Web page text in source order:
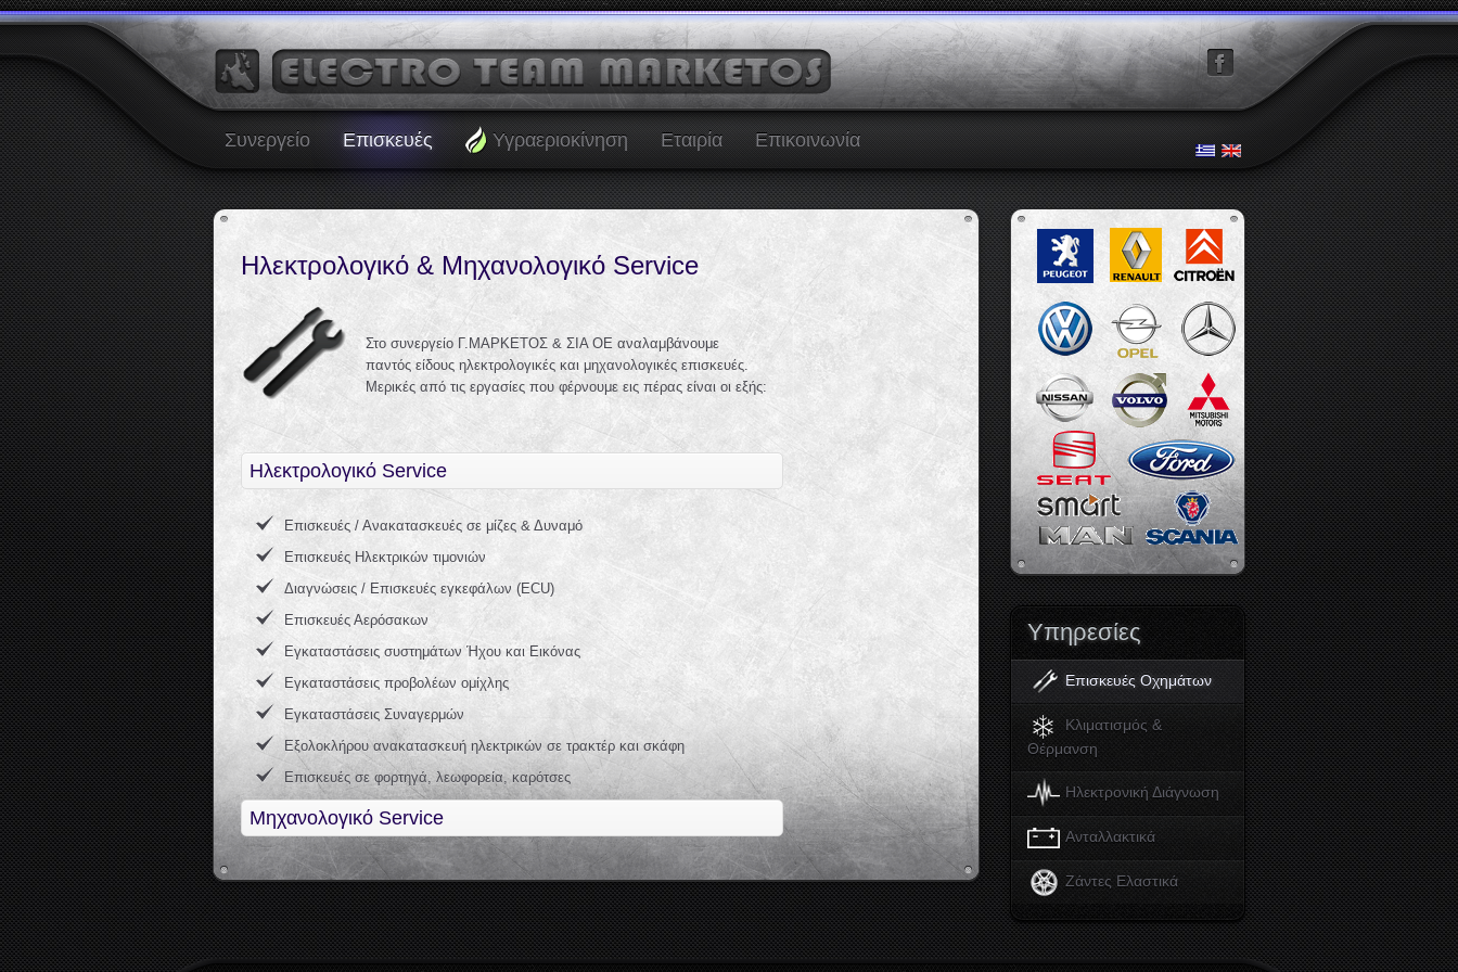
facebook
Συνεργείο Επισκευές Υγραεριοκίνηση Εταιρία Επικοινωνία
Ηλεκτρολογικό & Μηχανολογικό Service
Στο συνεργείο Γ.ΜΑΡΚΕΤΟΣ & ΣΙΑ ΟΕ αναλαμβάνουμε
παντός είδους ηλεκτρολογικές και μηχανολογικές επισκευές.
Μερικές από τις εργασίες που φέρνουμε εις πέρας είναι οι εξής:
Ηλεκτρολογικό Service
Επισκευές / Ανακατασκευές σε μίζες & Δυναμό
Επισκευές Ηλεκτρικών τιμονιών
Διαγνώσεις / Επισκευές εγκεφάλων (ECU)
Επισκευές Αερόσακων
Εγκαταστάσεις συστημάτων Ήχου και Εικόνας
Εγκαταστάσεις προβολέων ομίχλης
Εγκαταστάσεις Συναγερμών
Εξολοκλήρου ανακατασκευή ηλεκτρικών σε τρακτέρ και σκάφη
Επισκευές σε φορτηγά, λεωφορεία, καρότσες
Μηχανολογικό Service
Υπηρεσίες
Επισκευές Οχημάτων
Κλιματισμός &
Θέρμανση
Ηλεκτρονική Διάγνωση
Ανταλλακτικά
Ζάντες Ελαστικά